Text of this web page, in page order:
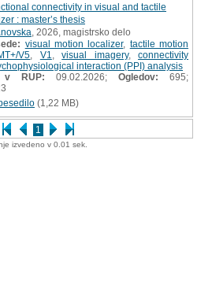
1
connectivity in visual and tactile
: master’s thesis
, 2026, magistrsko delo
visual motion localizer, tactile motion
V5 V1 ,visual imagery,connectivity
interaction (PPI) analysis
v RUP: 09.02.2026; Ogledov: 695;
(1,22 MB)
izvedeno v 0.01 sek.